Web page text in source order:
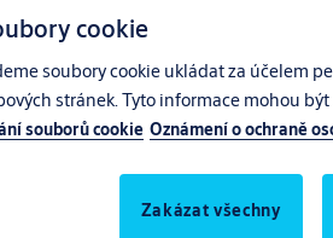
přání
cookie
soubory cookie ukládat za účelem
stránek. Tyto informace mohou
souborů cookie Oznámení o ochraně
Zakázat všechny